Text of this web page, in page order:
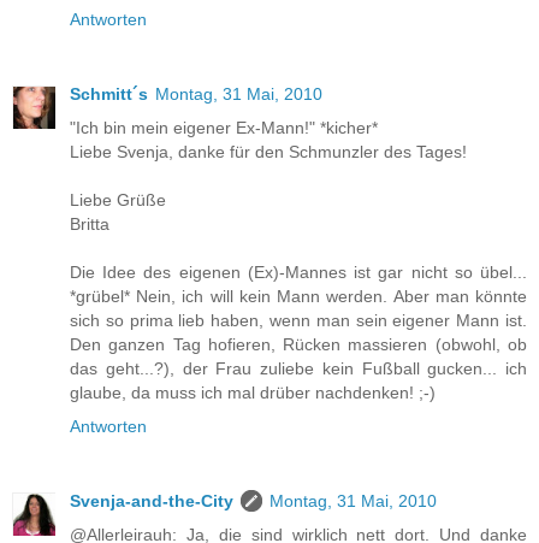
Antworten
Schmitt´s Montag, 31 Mai, 2010
"Ich bin mein eigener Ex-Mann!" *kicher*
Liebe Svenja, danke für den Schmunzler des Tages!
Liebe Grüße
Britta
Die Idee des eigenen (Ex)-Mannes ist gar nicht so übel...
*grübel* Nein, ich will kein Mann werden. Aber man könnte
sich so prima lieb haben, wenn man sein eigener Mann ist.
Den ganzen Tag hofieren, Rücken massieren (obwohl, ob
das geht...?), der Frau zuliebe kein Fußball gucken... ich
glaube, da muss ich mal drüber nachdenken! ;-)
Antworten
Svenja-and-the-City
Montag, 31 Mai, 2010
@Allerleirauh: Ja, die sind wirklich nett dort. Und danke